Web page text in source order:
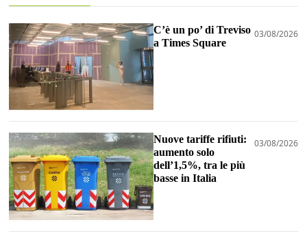
C’è un po’ di Treviso
a Times Square
03/08/2026
Nuove tariffe rifiuti:
aumento solo
dell’1,5%, tra le più
basse in Italia
03/08/2026